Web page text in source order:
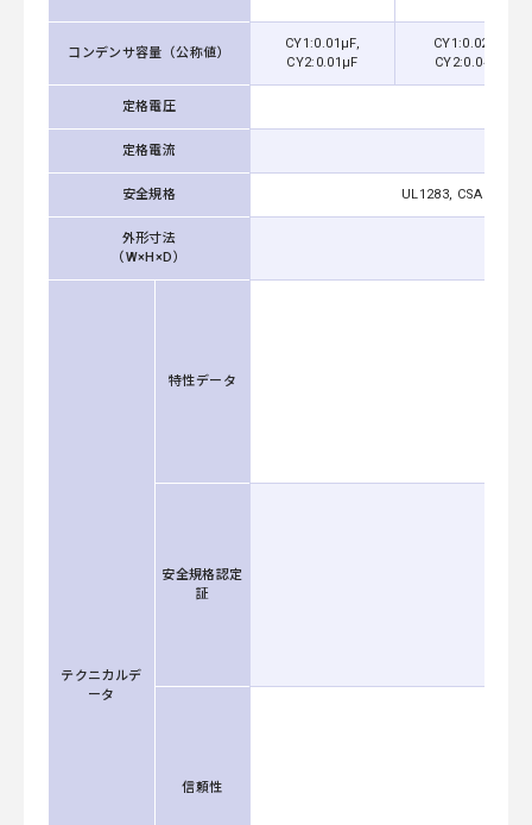
コンデンサ容量（公称値）
CY1:0.01μF,
CY2:0.01μF
CY1:0.022μF,
CY2:0.047μF
定格電圧
定格電流
安全規格 UL1283, CSA C22.2
外形寸法
（W×H×D）
テクニカルデ
ータ
特性データ
安全規格認定
証
信頼性